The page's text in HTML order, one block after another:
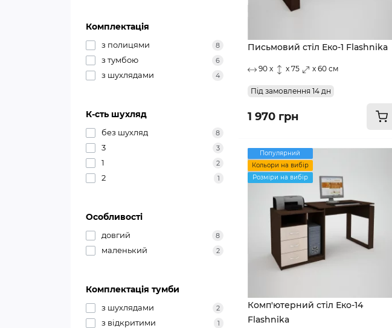
Комплектація
з полицями 8
з тумбою 6
з шухлядами 4
К-сть шухляд
без шухляд 8
3 3
1 2
2 1
Особливості
довгий 8
маленький 2
Комплектація тумби
з шухлядами 2
з відкритими
1
Письмовий стіл Еко-1 Flashnika
90 x x 75 x 60 см
Під замовлення 14 дн
1 970 грн
Популярний
Кольори на вибір
Розміри на вибір
Комп'ютерний стіл Еко-14
Flashnika